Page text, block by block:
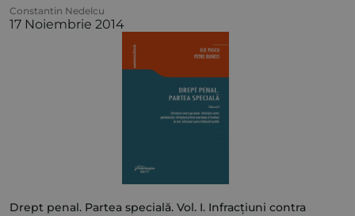
Constantin Nedelcu
17 Noiembrie 2014
Drept penal. Partea specială. Vol. I. Infracțiuni contra